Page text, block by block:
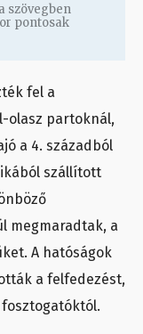
szövegben
pontosak
fel a
olasz partoknál,
a 4. századból
szállított
megmaradtak, a
A hatóságok
a felfedezést,